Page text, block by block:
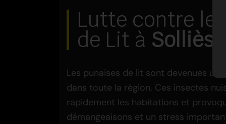
Lutte contre
de Lit à
Les punaises de lit sont devenues un
dans toute la région. Ces insectes
rapidement les habitations et
démangeaisons et un stress